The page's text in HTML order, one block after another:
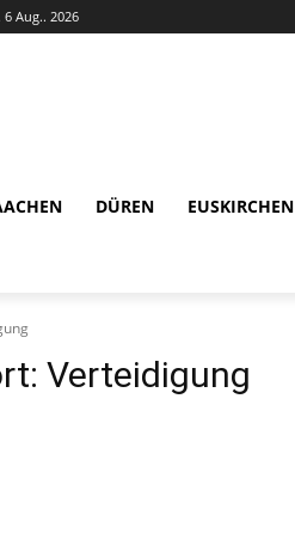
6 Aug.. 2026
DÜREN EUSKIRCHEN
Verteidigung